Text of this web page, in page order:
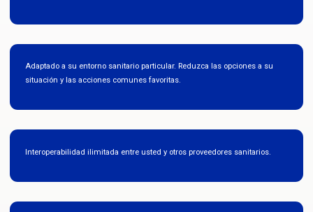
Adaptado a su entorno sanitario particular. Reduzca las opciones a su
situación y las acciones comunes favoritas.
Interoperabilidad ilimitada entre usted y otros proveedores sanitarios.